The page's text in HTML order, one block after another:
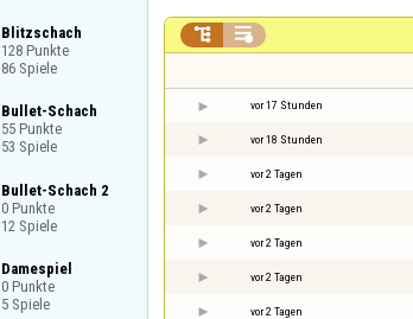
Blitzschach
128 Punkte
86 Spiele
Bullet-Schach
55 Punkte
53 Spiele
Bullet-Schach 2
0 Punkte
12 Spiele
Damespiel
0 Punkte
5 Spiele
 
vor 17 Stunden
vor 18 Stunden
vor 2 Tagen
vor 2 Tagen
vor 2 Tagen
vor 2 Tagen
vor 2 Tagen